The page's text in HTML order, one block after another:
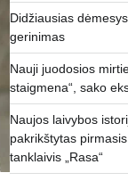
Didžiausias
gerinimas
Nauji juodosios
staigmena“, sako
Naujos laivybos
pakrikštytas
tanklaivis „Rasa“